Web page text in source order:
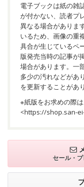
電子ブックは紙の雑
が付かない、読者プ
異なる場合がありま
いるため、画像の重
具合が生じているペ
版発売当時の記事が
場合があります。一
多少の汚れなどがあ
を更新することがあ
※紙版をお求めの際
<https://shop.san-
セール・